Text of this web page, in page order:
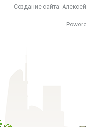
Создание сайта: